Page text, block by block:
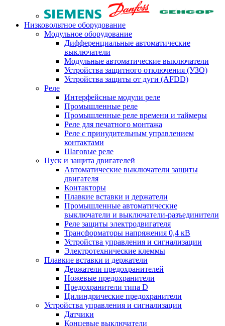
Низковольтное оборудование
Модульное оборудование
Дифференциальные автоматические
выключатели
Модульные автоматические выключатели
Устройства защитного отключения (УЗО)
Устройства защиты от дуги (AFDD)
Реле
Интерфейсные модули реле
Промышленные реле
Промышленные реле времени и таймеры
Реле для печатного монтажа
Реле с принудительным управлением
контактами
Шаговые реле
Пуск и защита двигателей
Автоматические выключатели защиты
двигателя
Контакторы
Плавкие вставки и держатели
Промышленные автоматические
выключатели и выключатели-разъединители
Реле защиты электродвигателя
Трансформаторы напряжения 0,4 кВ
Устройства управления и сигнализации
Электротехнические клеммы
Плавкие вставки и держатели
Держатели предохранителей
Ножевые предохранители
Предохранители типа D
Цилиндрические предохранители
Устройства управления и сигнализации
Датчики
Концевые выключатели